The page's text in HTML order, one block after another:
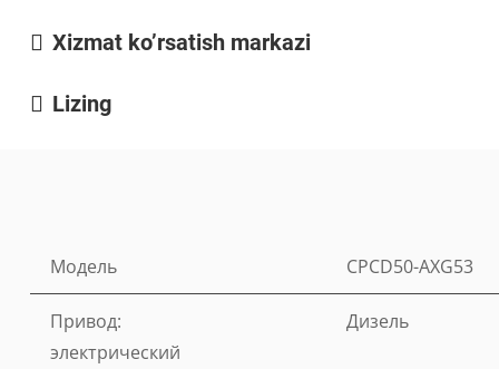
Xizmat ko’rsatish markazi
Lizing
Модель CPCD50-AXG53
Привод:
электрический
Дизель